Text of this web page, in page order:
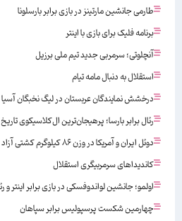
طارمی جانشین مارتینز در بازی برابر بارسلونا
برنامه فلیک برای بازی با اینتر
آنچلوتی؛ سرمربی جدید تیم ملی برزیل
استقلال به دنبال مامه تیام
درخشش نمایندگان عربستان در لیگ نخبگان آسیا
رئال برابر بارسا؛ پرهیجان‌‌ترین ال‌کلاسیکوی تاریخ
دوئل ایران و آمریکا در وزن ۸۶ کیلوگرم کشتی آزاد
کاندیداهای سرمربیگری استقلال
اولمو؛ جانشین لواندوفسکی در بازی برابر اینتر و رئال
چهارمین شکست پرسپولیس برابر سپاهان